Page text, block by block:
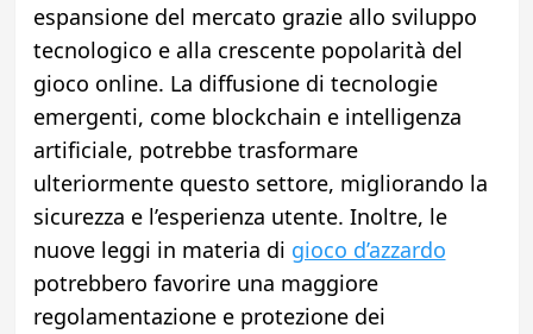
espansione del mercato grazie allo sviluppo
tecnologico e alla crescente popolarità del
gioco online. La diffusione di tecnologie
emergenti, come blockchain e intelligenza
artificiale, potrebbe trasformare
ulteriormente questo settore, migliorando la
sicurezza e l’esperienza utente. Inoltre, le
nuove leggi in materia di gioco d’azzardo
potrebbero favorire una maggiore
regolamentazione e protezione dei